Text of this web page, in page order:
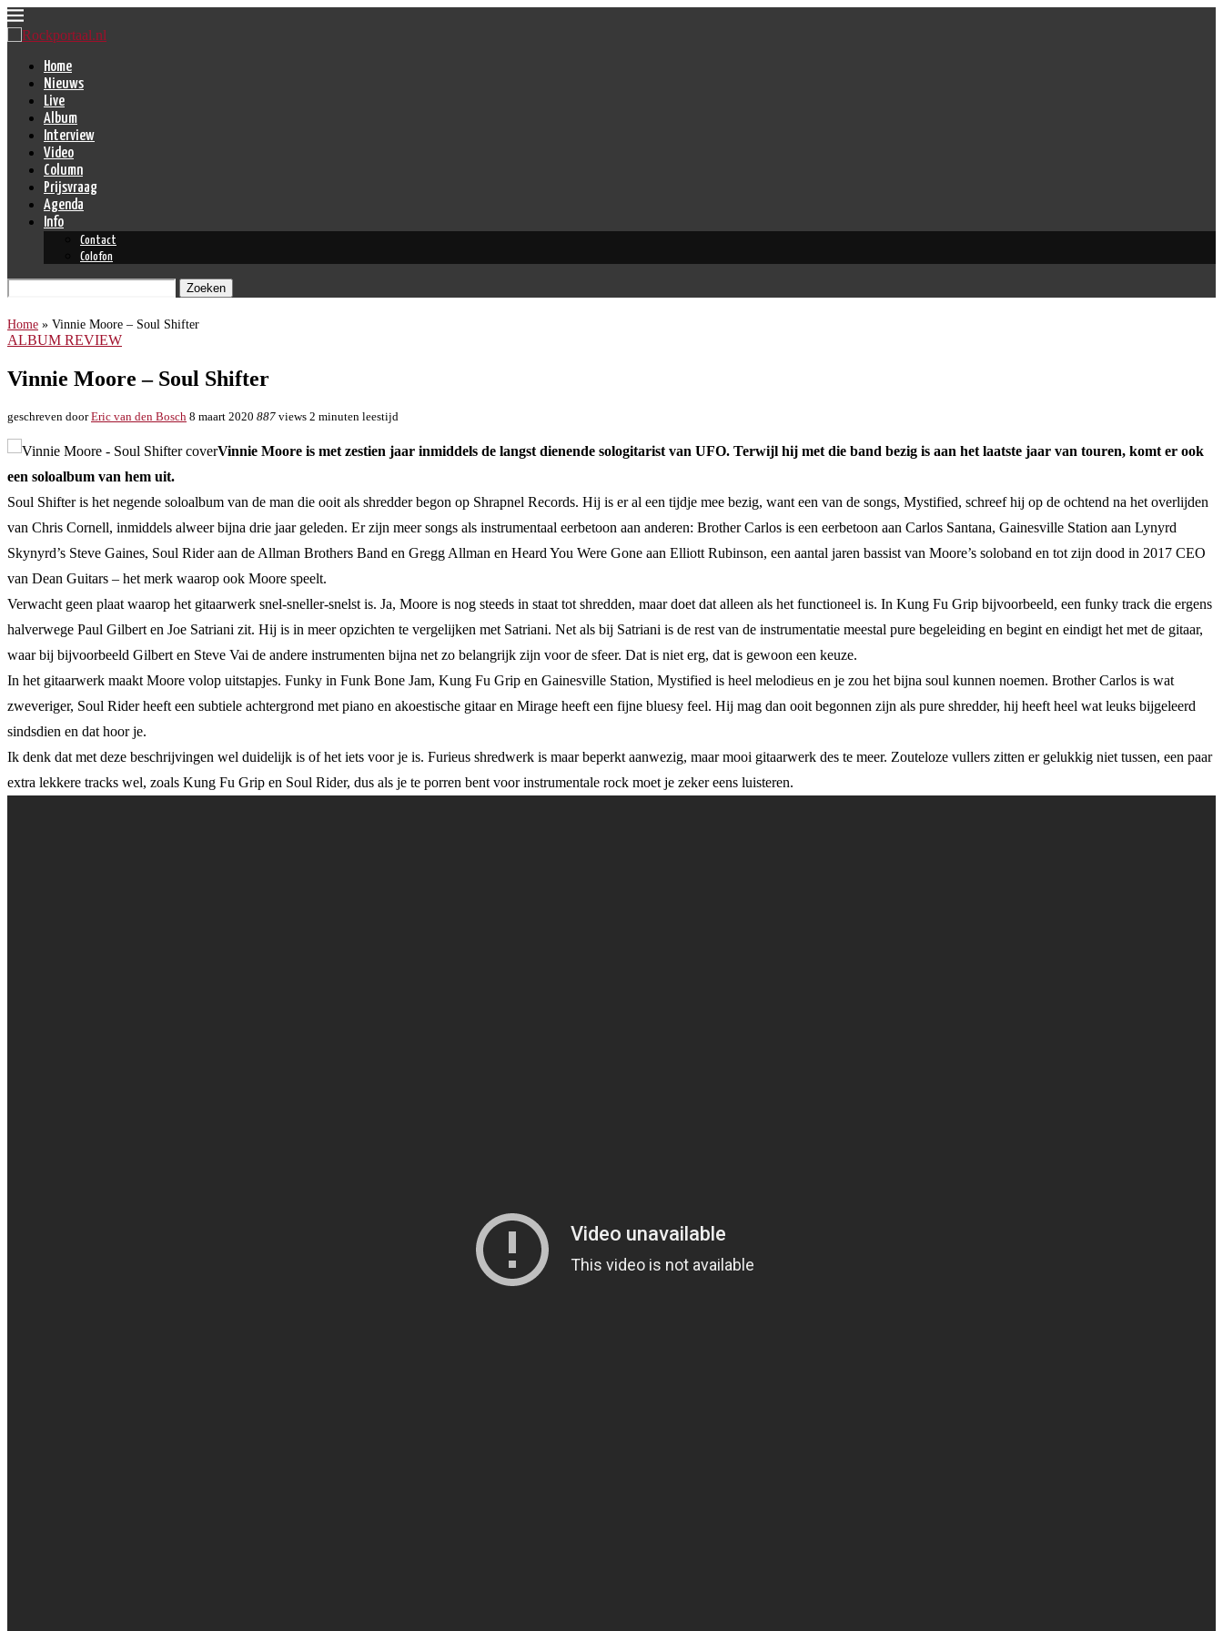
Home
Nieuws
Live
Album
Interview
Video
Column
Prijsvraag
Agenda
Info
Contact
Colofon
Zoeken
Home » Vinnie Moore – Soul Shifter
ALBUM REVIEW
Vinnie Moore – Soul Shifter
geschreven doorEric van den Bosch 8 maart 2020 887 views 2 minuten leestijd
Vinnie Moore is met zestien jaar inmiddels de langst dienende sologitarist van UFO. Terwijl hij met die band bezig is aan het laatste jaar van touren, komt er ook
een soloalbum van hem uit.
Soul Shifter is het negende soloalbum van de man die ooit als shredder begon op Shrapnel Records. Hij is er al een tijdje mee bezig, want een van de songs, Mystified, schreef hij op de ochtend na het overlijden
van Chris Cornell, inmiddels alweer bijna drie jaar geleden. Er zijn meer songs als instrumentaal eerbetoon aan anderen: Brother Carlos is een eerbetoon aan Carlos Santana, Gainesville Station aan Lynyrd
Skynyrd’s Steve Gaines, Soul Rider aan de Allman Brothers Band en Gregg Allman en Heard You Were Gone aan Elliott Rubinson, een aantal jaren bassist van Moore’s soloband en tot zijn dood in 2017 CEO
van Dean Guitars – het merk waarop ook Moore speelt.
Verwacht geen plaat waarop het gitaarwerk snel-sneller-snelst is. Ja, Moore is nog steeds in staat tot shredden, maar doet dat alleen als het functioneel is. In Kung Fu Grip bijvoorbeeld, een funky track die ergens
halverwege Paul Gilbert en Joe Satriani zit. Hij is in meer opzichten te vergelijken met Satriani. Net als bij Satriani is de rest van de instrumentatie meestal pure begeleiding en begint en eindigt het met de gitaar,
waar bij bijvoorbeeld Gilbert en Steve Vai de andere instrumenten bijna net zo belangrijk zijn voor de sfeer. Dat is niet erg, dat is gewoon een keuze.
In het gitaarwerk maakt Moore volop uitstapjes. Funky in Funk Bone Jam, Kung Fu Grip en Gainesville Station, Mystified is heel melodieus en je zou het bijna soul kunnen noemen. Brother Carlos is wat
zweveriger, Soul Rider heeft een subtiele achtergrond met piano en akoestische gitaar en Mirage heeft een fijne bluesy feel. Hij mag dan ooit begonnen zijn als pure shredder, hij heeft heel wat leuks bijgeleerd
sindsdien en dat hoor je.
Ik denk dat met deze beschrijvingen wel duidelijk is of het iets voor je is. Furieus shredwerk is maar beperkt aanwezig, maar mooi gitaarwerk des te meer. Zouteloze vullers zitten er gelukkig niet tussen, een paar
extra lekkere tracks wel, zoals Kung Fu Grip en Soul Rider, dus als je te porren bent voor instrumentale rock moet je zeker eens luisteren.